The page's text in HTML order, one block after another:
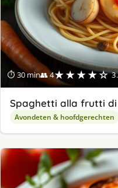
⏱ 30 min👥 4★★★★☆
Spaghetti alla frutti
Avondeten & hoofdgerechten